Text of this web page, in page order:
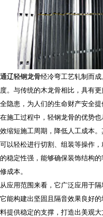
通辽轻钢龙骨经冷弯工艺轧制而
度。与传统的木龙骨相比，具有
全隐患，为人们的生命财产安全提
在施工过程中，轻钢龙骨的优势
效缩短施工周期，降低人工成本
可以轻松进行切割、组装等操作
的稳定性强，能够确保装饰结构
修成本。
从应用范围来看，它广泛应用于
它能构建出坚固且隔音效果良好
料提供稳定的支撑，打造出美观